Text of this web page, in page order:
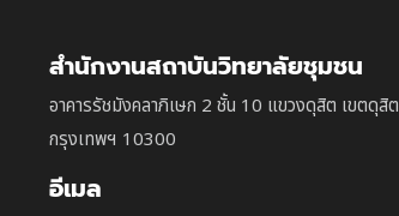
สำนักงานสถาบันวิทยาลัยชุมชน
อาคารรัชมังคลาภิเษก 2 ชั้น 10 แขวงดุสิต เขตดุสิต
กรุงเทพฯ 10300
อีเมล